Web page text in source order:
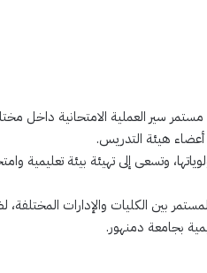
سير العملية الامتحانية داخل
هيئة التدريس.
وتسعى إلى تهيئة بيئة تعليمية
بين الكليات والإدارات
بجامعة دمنهور.